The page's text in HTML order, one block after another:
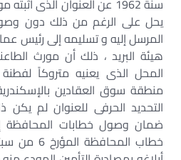
سنة 1962 عن العنوان الذى
يحل على الرغم من ذلك دون
المرسل إليه و تسليمه إلى رئيس
هيئة البريد ، ذلك أن مورث
المحل الذى يعنيه متروكاً
منطقة سوق العقادين
التحديد الحرفى للعنوان لم
ضمان وصول خطابات المحافظة